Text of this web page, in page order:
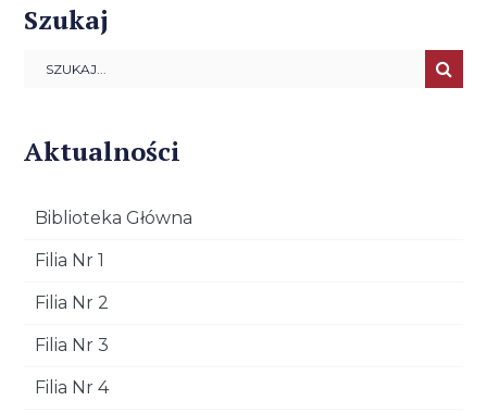
Szukaj
Aktualności
Biblioteka Główna
Filia Nr 1
Filia Nr 2
Filia Nr 3
Filia Nr 4